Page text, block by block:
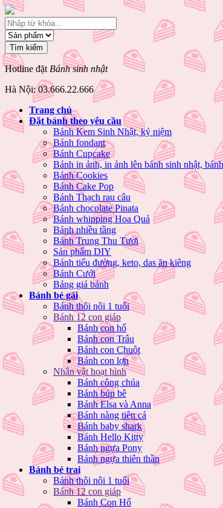
Hotline đặt Bánh sinh nhật
Hà Nội: 03.666.22.666
Trang chủ
Đặt bánh theo yêu cầu
Bánh Kem Sinh Nhật, kỷ niệm
Bánh fondant
Bánh Cupcake
Bánh in ảnh, in ảnh lên bánh sinh nhật,
Bánh Cookies
Bánh Cake Pop
Bánh Thạch rau câu
Bánh chocolate Pinata
Bánh whipping Hoa Quả
Bánh nhiều tầng
Bánh Trung Thu Tươi
Sản phẩm DIY
Bánh tiểu đường, keto, das ăn kiêng
Bánh Cưới
Bảng giá bánh
Bánh bé gái
Bánh thôi nôi 1 tuổi
Bánh 12 con giáp
Bánh con hổ
Bánh con Trâu
Bánh con Chuột
Bánh con lợn
Nhân vật hoạt hình
Bánh công chúa
Bánh búp bê
Bánh Elsa và Anna
Bánh nàng tiên cá
Bánh baby shark
Bánh Hello Kitty
Bánh ngựa Pony
Bánh ngựa thiên thần
Bánh bé trai
Bánh thôi nôi 1 tuổi
Bánh 12 con giáp
Bánh Con Hổ